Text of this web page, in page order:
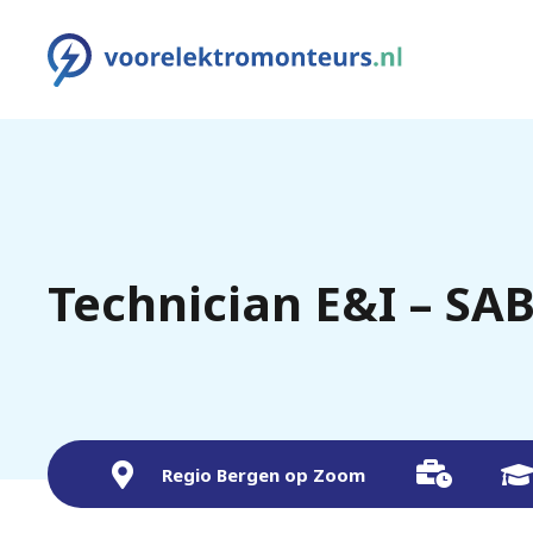
Technician E&I –
Regio Bergen op Zoom